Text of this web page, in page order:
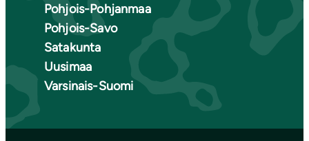
Pohjois-Pohjanmaa
Pohjois-Savo
Satakunta
Uusimaa
Varsinais-Suomi